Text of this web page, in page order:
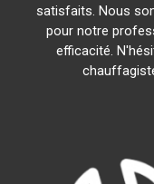
satisfaits. Nous
pour notre
efficacité.